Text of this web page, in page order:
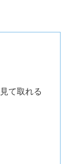
て取れる